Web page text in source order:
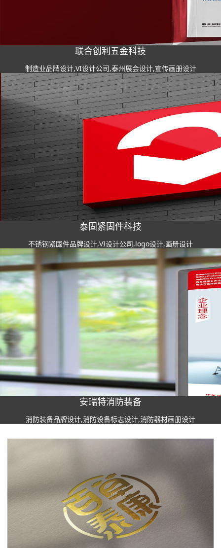
联合创利五金科技
制造业品牌设计,VI设计公司,泰州展会设计,宣传画册设计
泰固紧固件科技
不锈钢紧固件品牌设计,VI设计公司,logo设计,画册设计
安瑞特消防装备
消防装备品牌设计,消防设备标志设计,消防器材画册设计